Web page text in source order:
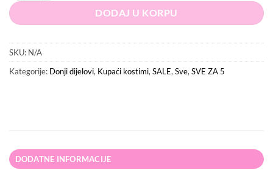
DODAJ U KORPU
SKU: N/A
Kategorije: Donji dijelovi, Kupaći kostimi, SALE, Sve, SVE ZA 5
DODATNE INFORMACIJE